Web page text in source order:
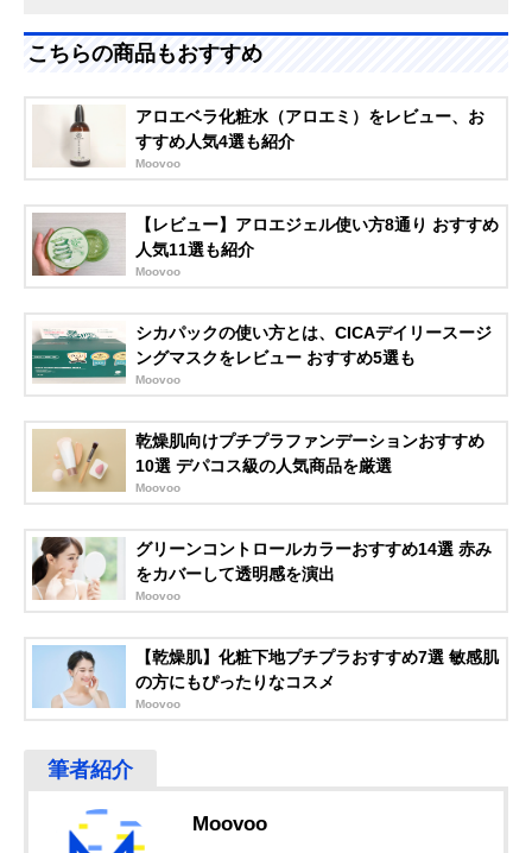
こちらの商品もおすすめ
アロエベラ化粧水（アロエミ）をレビュー、お
すすめ人気4選も紹介
Moovoo
【レビュー】アロエジェル使い方8通り おすすめ
人気11選も紹介
Moovoo
シカパックの使い方とは、CICAデイリースージ
ングマスクをレビュー おすすめ5選も
Moovoo
乾燥肌向けプチプラファンデーションおすすめ
10選 デパコス級の人気商品を厳選
Moovoo
グリーンコントロールカラーおすすめ14選 赤み
をカバーして透明感を演出
Moovoo
【乾燥肌】化粧下地プチプラおすすめ7選 敏感肌
の方にもぴったりなコスメ
Moovoo
Moovoo